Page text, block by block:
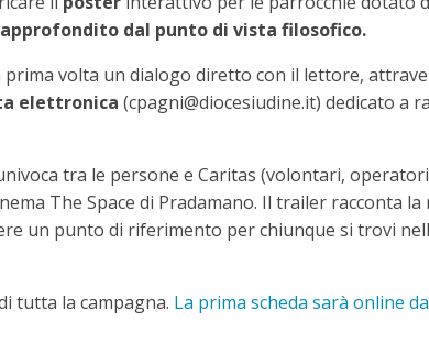
approfondito dal punto di vista filosofico.
volta un dialogo diretto con il lettore,
elettronica (cpagni@diocesiudine.it) dedicato a
tra le persone e Caritas (volontari,
The Space di Pradamano. Il trailer racconta
un punto di riferimento per chiunque si trovi
tutta la campagna. La prima scheda sarà online